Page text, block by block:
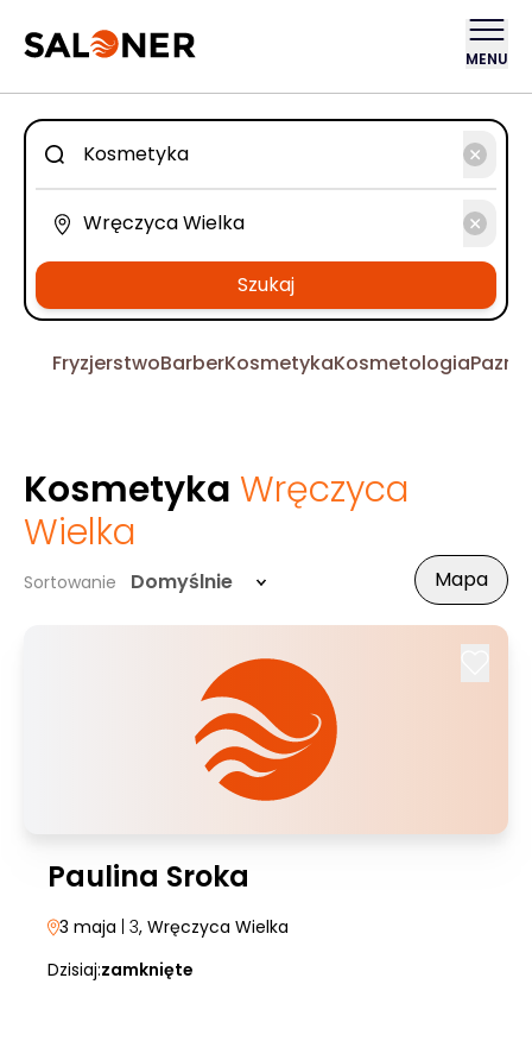
MENU
Szukaj
FryzjerstwoBarberKosmetykaKosmetologia
Kosmetyka Wręczyca
Wielka
Sortowanie Domyślnie Mapa
Paulina Sroka
3 maja | 3, Wręczyca Wielka
Dzisiaj:zamknięte